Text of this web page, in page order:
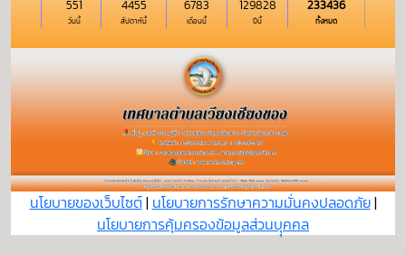
วันนี้
551
สัปดาห์นี้
4455
เดือนนี้
6783
ปีนี้
129828
ทั้งหมด
233436
นโยบายของเว็บไซต์| นโยบายการรักษาความมั่นคงปลอดภัย|
นโยบายการคุ้มครองข้อมูลส่วนบุุคคล